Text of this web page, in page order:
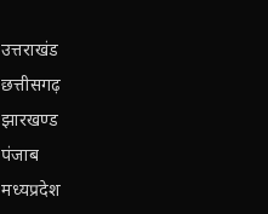
उत्तराखंड
छत्तीसगढ़
झारखण्ड
पंजाब
मध्यप्रदेश